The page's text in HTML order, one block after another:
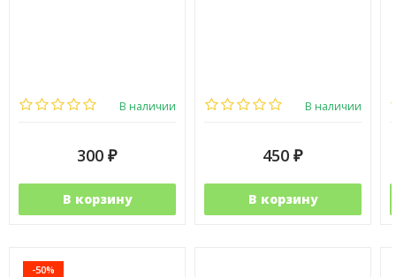
В наличии
300 ₽
В корзину
В наличии
450 ₽
В корзину
-50%